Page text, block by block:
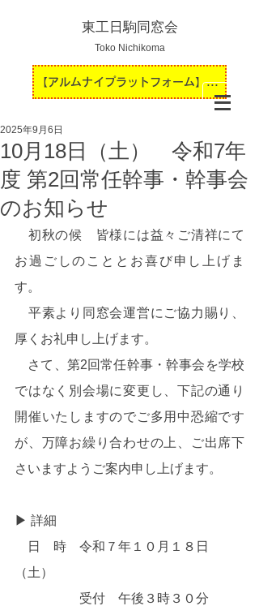
東工日駒同窓会
Toko Nichikoma
【アルムナイプラットフォーム】運用開始のお知らせ
10月18日（土） 令和7年
度 第2回常任幹事・幹事会
のお知らせ
2025年9月6日
初秋の候　皆様には益々ご清祥にて
お過ごしのこととお喜び申し上げま
す。
平素より同窓会運営にご協力賜り、
厚くお礼申し上げます。
さて、第2回常任幹事・幹事会を学校
ではなく別会場に変更し、下記の通り
開催いたしますのでご多用中恐縮です
が、万障お繰り合わせの上、ご出席下
さいますようご案内申し上げます。
▶ 詳細
日　時　令和７年１０月１８日
（土）
受付　午後３時３０分